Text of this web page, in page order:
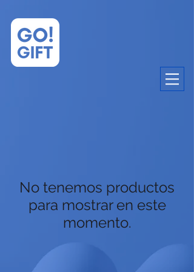
No tenemos productos
para mostrar en este
momento.